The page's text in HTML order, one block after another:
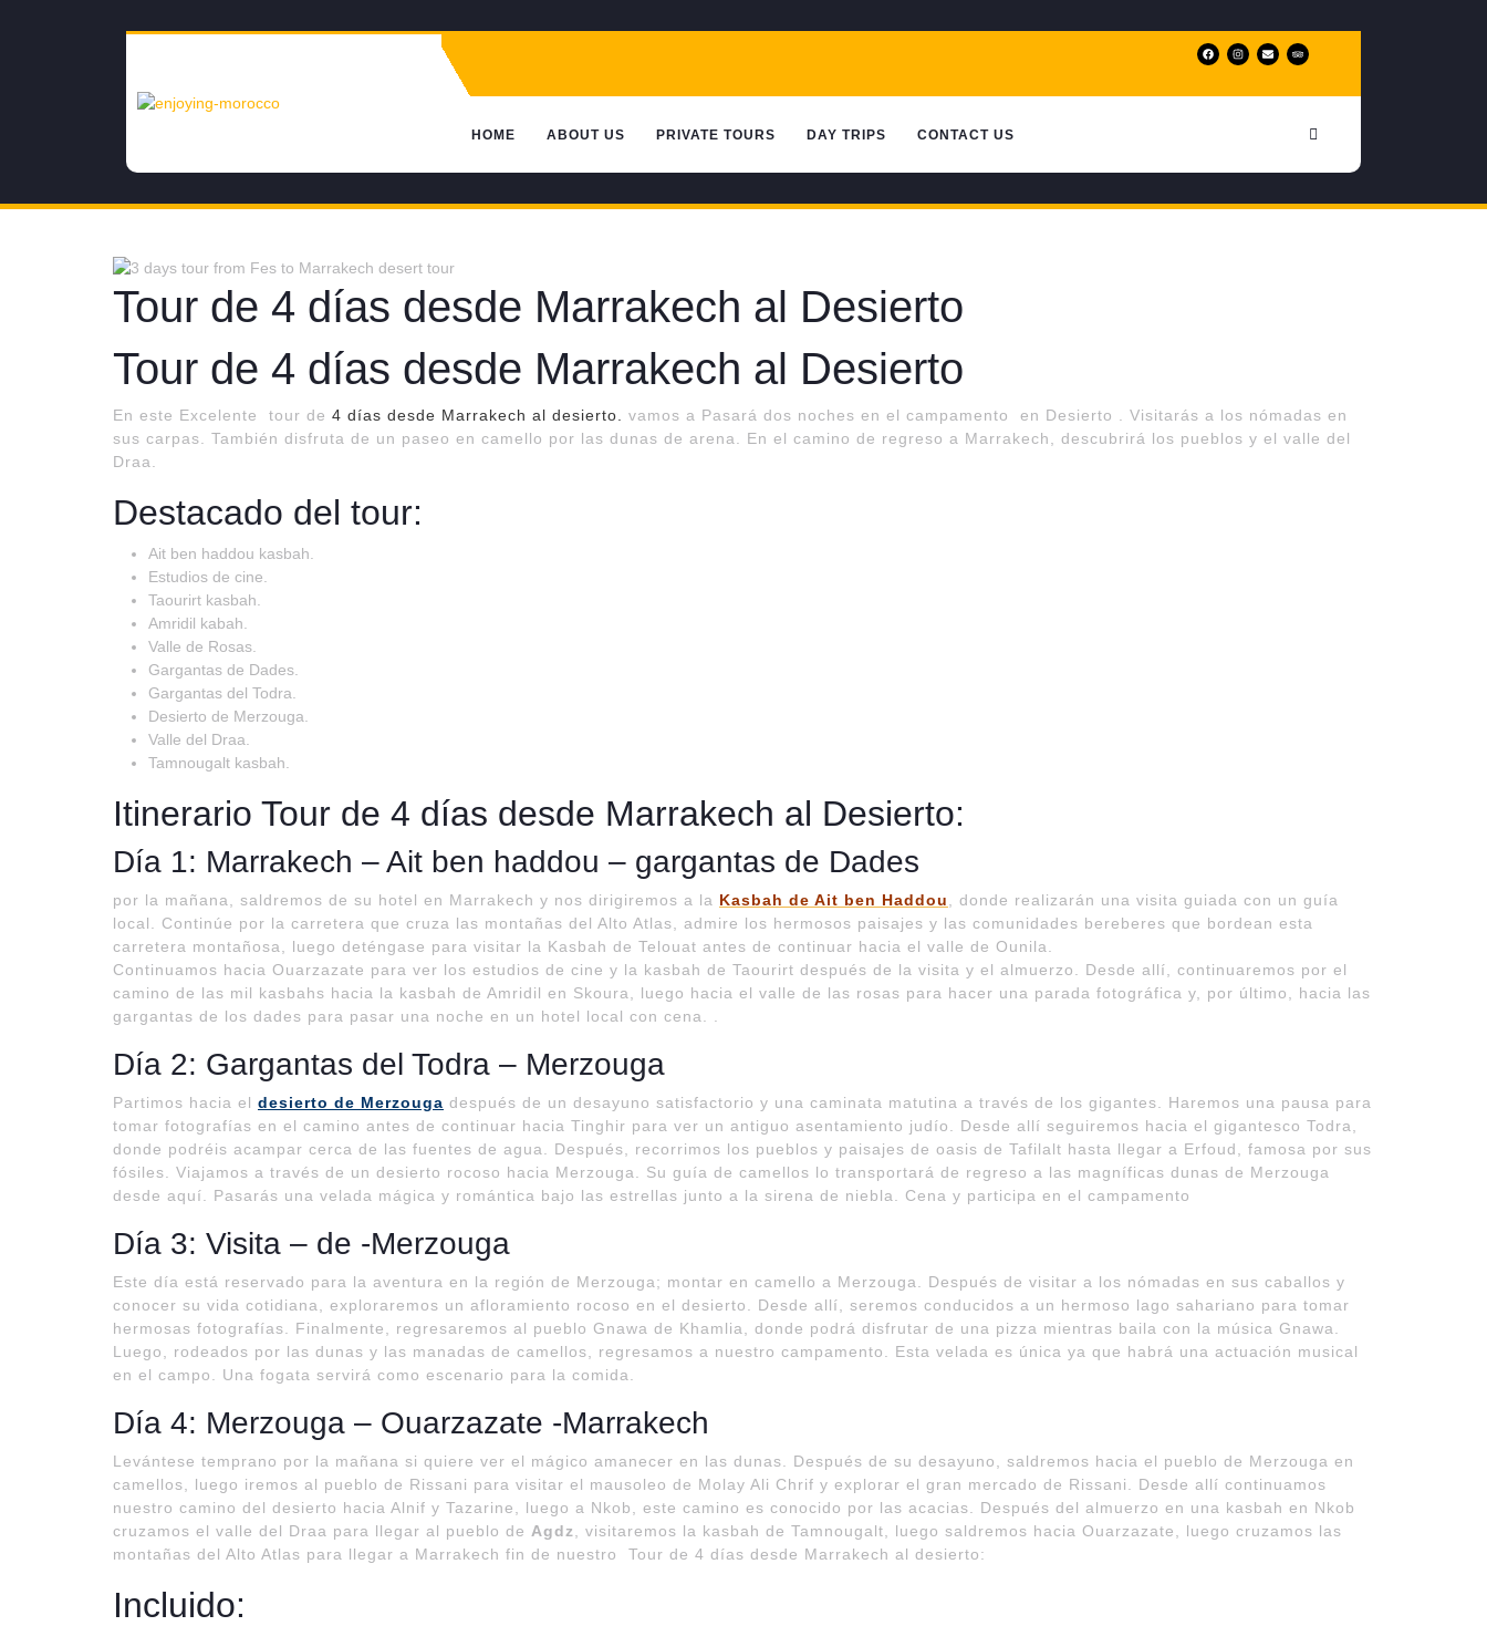
HOME ABOUT US PRIVATE TOURS DAY TRIPS CONTACT US
Tour de 4 días desde Marrakech al Desierto
Tour de 4 días desde Marrakech al Desierto
En este Excelente tour de 4 días desde Marrakech al desierto.
vamos a Pasará dos noches en el campamento en Desierto . Visitarás a los nómadas en
sus carpas. También disfruta de un paseo en camello por las dunas de arena. En el camino de regreso a Marrakech, descubrirá los pueblos y el valle del
Draa.
Destacado del tour:
Ait ben haddou kasbah.
Estudios de cine.
Taourirt kasbah.
Amridil kabah.
Valle de Rosas.
Gargantas de Dades.
Gargantas del Todra.
Desierto de Merzouga.
Valle del Draa.
Tamnougalt kasbah.
Itinerario Tour de 4 días desde Marrakech al Desierto:
Día 1: Marrakech – Ait ben haddou – gargantas de Dades
por la mañana, saldremos de su hotel en Marrakech y nos dirigiremos a la Kasbah de Ait ben Haddou
, donde realizarán una visita guiada con un guía
local. Continúe por la carretera que cruza las montañas del Alto Atlas, admire los hermosos paisajes y las comunidades bereberes que bordean esta
carretera montañosa, luego deténgase para visitar la Kasbah de Telouat antes de continuar hacia el valle de Ounila.
Continuamos hacia Ouarzazate para ver los estudios de cine y la kasbah de Taourirt después de la visita y el almuerzo. Desde allí, continuaremos por el
camino de las mil kasbahs hacia la kasbah de Amridil en Skoura, luego hacia el valle de las rosas para hacer una parada fotográfica y, por último, hacia las
gargantas de los dades para pasar una noche en un hotel local con cena. .
Día 2: Gargantas del Todra – Merzouga
Partimos hacia el desierto de Merzouga después de un desayuno satisfactorio y una caminata matutina a través de los gigantes. Haremos una pausa para
tomar fotografías en el camino antes de continuar hacia Tinghir para ver un antiguo asentamiento judío. Desde allí seguiremos hacia el gigantesco Todra,
donde podréis acampar cerca de las fuentes de agua. Después, recorrimos los pueblos y paisajes de oasis de Tafilalt hasta llegar a Erfoud, famosa por sus
fósiles. Viajamos a través de un desierto rocoso hacia Merzouga. Su guía de camellos lo transportará de regreso a las magníficas dunas de Merzouga
desde aquí. Pasarás una velada mágica y romántica bajo las estrellas junto a la sirena de niebla. Cena y participa en el campamento
Día 3: Visita – de -Merzouga
Este día está reservado para la aventura en la región de Merzouga; montar en camello a Merzouga. Después de visitar a los nómadas en sus caballos y
conocer su vida cotidiana, exploraremos un afloramiento rocoso en el desierto. Desde allí, seremos conducidos a un hermoso lago sahariano para tomar
hermosas fotografías. Finalmente, regresaremos al pueblo Gnawa de Khamlia, donde podrá disfrutar de una pizza mientras baila con la música Gnawa.
Luego, rodeados por las dunas y las manadas de camellos, regresamos a nuestro campamento. Esta velada es única ya que habrá una actuación musical
en el campo. Una fogata servirá como escenario para la comida.
Día 4: Merzouga – Ouarzazate -Marrakech
Levántese temprano por la mañana si quiere ver el mágico amanecer en las dunas. Después de su desayuno, saldremos hacia el pueblo de Merzouga en
camellos, luego iremos al pueblo de Rissani para visitar el mausoleo de Molay Ali Chrif y explorar el gran mercado de Rissani. Desde allí continuamos
nuestro camino del desierto hacia Alnif y Tazarine, luego a Nkob, este camino es conocido por las acacias. Después del almuerzo en una kasbah en Nkob
cruzamos el valle del Draa para llegar al pueblo de Agdz
, visitaremos la kasbah de Tamnougalt, luego saldremos hacia Ouarzazate, luego cruzamos las
montañas del Alto Atlas para llegar a Marrakech fin de nuestro Tour de 4 días desde Marrakech al desierto:
Incluido: